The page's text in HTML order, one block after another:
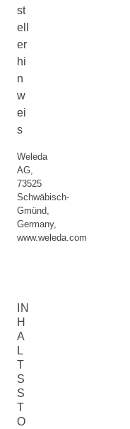
st
ell
er
hi
n
w
ei
s
Weleda
AG,
73525
Schwäbisch-
Gmünd,
Germany,
www.weleda.com
IN
H
A
L
T
S
S
T
O